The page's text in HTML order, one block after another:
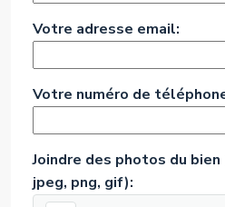
Votre adresse email:
Votre numéro de
Joindre des photos du
jpeg, png, gif):